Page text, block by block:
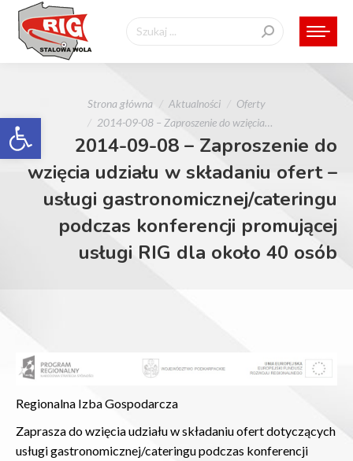
Otwórz pasek narzędzi
Szukaj:
Strona główna Aktualności
Oferty
2014-09-08 – Zaproszenie do wzięcia…
2014-09-08 – Zaproszenie do
wzięcia udziału w składaniu ofert –
usługi gastronomicznej/cateringu
podczas konferencji promującej
usługi RIG dla około 40 osób
Regionalna Izba Gospodarcza
Zaprasza do wzięcia udziału w składaniu ofert dotyczących
usługi gastronomicznej/cateringu podczas konferencji